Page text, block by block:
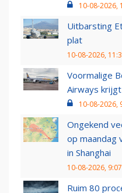
10-08-2026,
Uitbarsting
plat
10-08-2026,
Voormalige
Airways
10-08-2026,
Ongekend
op maandag
in Shanghai
10-08-2026, 9:07
Ruim 80